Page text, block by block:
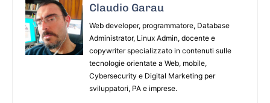
Claudio Garau
Web developer, programmatore, Database
Administrator, Linux Admin, docente e
copywriter specializzato in contenuti sulle
tecnologie orientate a Web, mobile,
Cybersecurity e Digital Marketing per
sviluppatori, PA e imprese.